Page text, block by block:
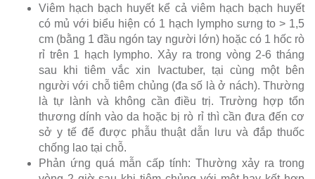
Viêm hạch bạch huyết kể cả viêm hạch bạch huyết
có mủ với biểu hiện có 1 hạch lympho sưng to > 1,5
cm (bằng 1 đầu ngón tay người lớn) hoặc có 1 hốc rò
rỉ trên 1 hạch lympho. Xảy ra trong vòng 2-6 tháng
sau khi tiêm vắc xin Ivactuber, tại cùng một bên
người với chỗ tiêm chủng (đa số là ở nách). Thường
là tự lành và không cần điều trị. Trường hợp tổn
thương dính vào da hoặc bị rò rỉ thì cần đưa đến cơ
sở y tế để được phẫu thuật dẫn lưu và đắp thuốc
chống lao tại chỗ.
Phản ứng quá mẫn cấp tính: Thường xảy ra trong